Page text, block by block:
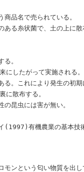
商品名で売られている。
ある糸状菌で、土の上に
。
にしたがって実施される。
る。これにより発生の初
に散布する。
の昆虫には害が無い。
モンという匂い物質を出